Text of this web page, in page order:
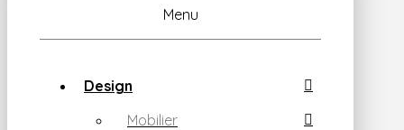
Menu
Design
Mobilier